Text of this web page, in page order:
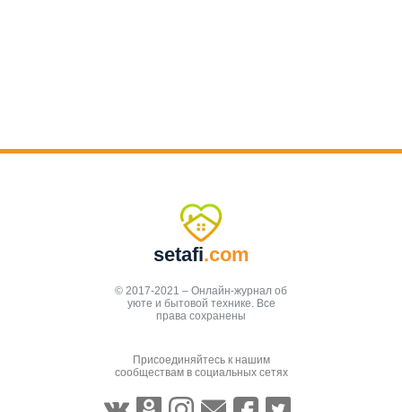
setafi.com
© 2017-2021 – Онлайн-журнал об
уюте и бытовой технике. Все
права сохранены
Присоединяйтесь к нашим
сообществам в социальных сетях